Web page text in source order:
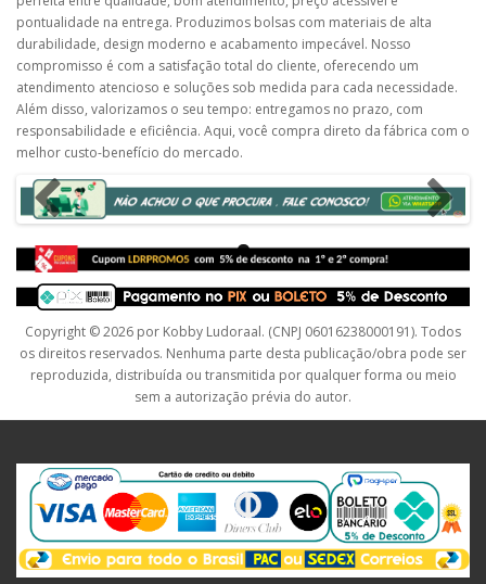
pontualidade na entrega. Produzimos bolsas com materiais de alta
durabilidade, design moderno e acabamento impecável. Nosso
compromisso é com a satisfação total do cliente, oferecendo um
atendimento atencioso e soluções sob medida para cada necessidade.
Além disso, valorizamos o seu tempo: entregamos no prazo, com
responsabilidade e eficiência. Aqui, você compra direto da fábrica com o
melhor custo-benefício do mercado.
Copyright © 2026 por Kobby Ludoraal. (CNPJ 06016238000191). Todos
os direitos reservados. Nenhuma parte desta publicação/obra pode ser
reproduzida, distribuída ou transmitida por qualquer forma ou meio
sem a autorização prévia do autor.